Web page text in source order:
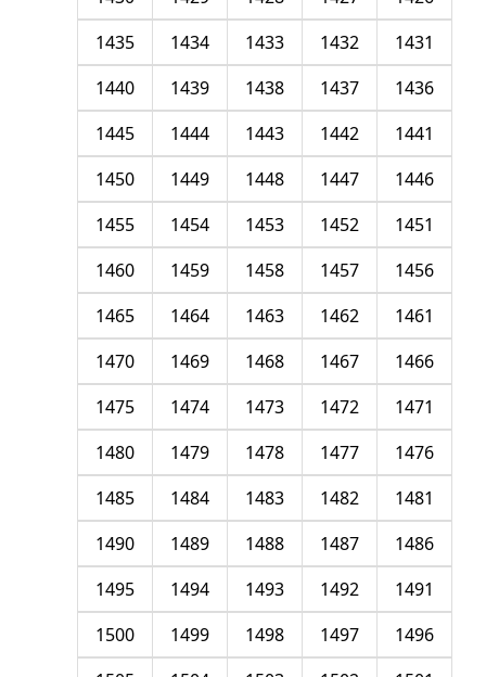
1431
1432
1433
1434
1435
1436
1437
1438
1439
1440
1441
1442
1443
1444
1445
1446
1447
1448
1449
1450
1451
1452
1453
1454
1455
1456
1457
1458
1459
1460
1461
1462
1463
1464
1465
1466
1467
1468
1469
1470
1471
1472
1473
1474
1475
1476
1477
1478
1479
1480
1481
1482
1483
1484
1485
1486
1487
1488
1489
1490
1491
1492
1493
1494
1495
1496
1497
1498
1499
1500